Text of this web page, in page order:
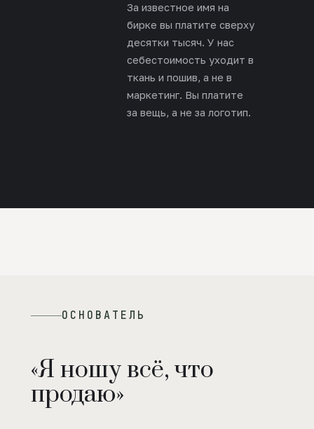
За известное имя на
бирке вы платите сверху
десятки тысяч. У нас
себестоимость уходит в
ткань и пошив, а не в
маркетинг. Вы платите
за вещь, а не за логотип.
ОСНОВАТЕЛЬ
«Я ношу всё, что
продаю»